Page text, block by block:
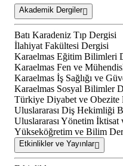
Akademik Dergiler
Batı Karadeniz Tıp Dergisi
İlahiyat Fakültesi Dergisi
Karaelmas Eğitim Bilimleri
Karaelmas Fen ve
Karaelmas İş Sağlığı ve
Karaelmas Sosyal Bilimler
Türkiye Diyabet ve Obezite
Uluslararası Diş Hekimliği
Uluslararası Yönetim İktisat
Yükseköğretim ve Bilim
Etkinlikler ve Yayınlar